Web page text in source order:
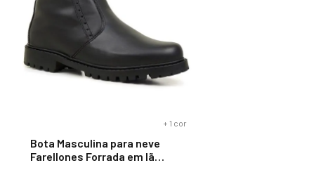
+ 1 cor
Bota Masculina para neve
Farellones Forrada em lã